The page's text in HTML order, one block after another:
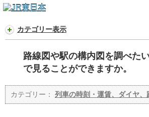
カテゴリー表示
路線図や駅の構内図を調べた
で見ることができますか。
カテゴリー： 列車の時刻・運賃、ダイヤ、